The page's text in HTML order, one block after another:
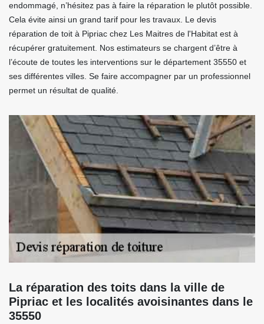
endommagé, n’hésitez pas à faire la réparation le plutôt possible.
Cela évite ainsi un grand tarif pour les travaux. Le devis
réparation de toit à Pipriac chez Les Maitres de l'Habitat est à
récupérer gratuitement. Nos estimateurs se chargent d’être à
l’écoute de toutes les interventions sur le département 35550 et
ses différentes villes. Se faire accompagner par un professionnel
permet un résultat de qualité.
La réparation des toits dans la ville de
Pipriac et les localités avoisinantes dans le
35550